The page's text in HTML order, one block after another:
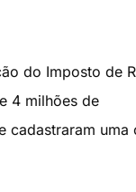
do Imposto de
4 milhões de
cadastraram uma